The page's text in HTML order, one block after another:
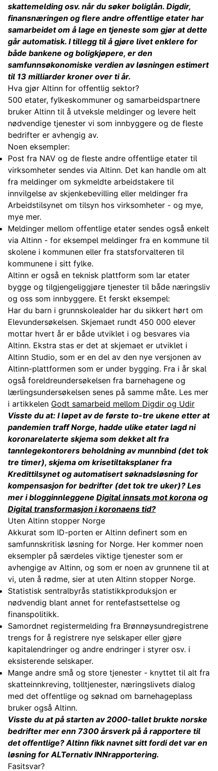
skattemelding osv. når du søker boliglån. Digdir,
finansnæringen og flere andre offentlige etater har
samarbeidet om å lage en tjeneste som gjør at dette
går automatisk. I tillegg til å gjøre livet enklere for
både bankene og boligkjøpere, er den
samfunnsøkonomiske verdien av løsningen estimert
til 13 milliarder kroner over ti år.
Hva gjør Altinn for offentlig sektor?
500 etater, fylkeskommuner og samarbeidspartnere
bruker Altinn til å utveksle meldinger og levere helt
nødvendige tjenester vi som innbyggere og de fleste
bedrifter er avhengig av.
Noen eksempler:
Post fra NAV og de fleste andre offentlige etater til
virksomheter sendes via Altinn. Det kan handle om alt
fra meldinger om sykmeldte arbeidstakere til
innvilgelse av skjenkebevilling eller meldinger fra
Arbeidstilsynet om tilsyn hos virksomheter - og mye,
mye mer.
Meldinger mellom offentlige etater sendes også enkelt
via Altinn - for eksempel meldinger fra en kommune til
skolene i kommunen eller fra statsforvalteren til
kommunene i sitt fylke.
Altinn er også en teknisk plattform som lar etater
bygge og tilgjengeliggjøre tjenester til både næringsliv
og oss som innbyggere. Et ferskt eksempel:
Har du barn i grunnskolealder har du sikkert hørt om
Elevundersøkelsen. Skjemaet rundt 450 000 elever
mottar hvert år er både utviklet i og besvares via
Altinn. Ekstra stas er det at skjemaet er utviklet i
Altinn Studio, som er en del av den nye versjonen av
Altinn-plattformen som er under bygging. Fra i år skal
også foreldreundersøkelsen fra barnehagene og
lærlingsundersøkelsen senes på samme måte. Les mer
i artikkelen Godt samarbeid mellom Digdir og Udir
Visste du at: I løpet av de første to-tre ukene etter at
pandemien traff Norge, hadde ulike etater lagd ni
koronarelaterte skjema som dekket alt fra
tannlegekontorers beholdning av munnbind (det tok
tre timer), skjema om krisetiltaksplaner fra
Kredittilsynet og automatisert søknadsløsning for
kompensasjon for bedrifter (det tok tre uker)? Les
mer i blogginnleggene Digital innsats mot korona og
Digital transformasjon i koronaens tid?
Uten Altinn stopper Norge
Akkurat som ID-porten er Altinn definert som en
samfunnskritisk løsning for Norge. Her kommer noen
eksempler på særdeles viktige tjenester som er
avhengige av Altinn, og som er noen av grunnene til at
vi, uten å rødme, sier at uten Altinn stopper Norge.
Statistisk sentralbyrås statistikkproduksjon er
nødvendig blant annet for rentefastsettelse og
finanspolitikk.
Samordnet registermelding fra Brønnøysundregistrene
trengs for å registrere nye selskaper eller gjøre
kapitalendringer og andre endringer i styrer osv. i
eksisterende selskaper.
Mange andre små og store tjenester - knyttet til alt fra
skatteinnkreving, tolltjenester, næringslivets dialog
med det offentlige og søknad om barnehageplass
bruker også Altinn.
Visste du at på starten av 2000-tallet brukte norske
bedrifter mer enn 7300 årsverk på å rapportere til
det offentlige? Altinn fikk navnet sitt fordi det var en
løsning for ALTernativ INNrapportering.
Fasitsvar?